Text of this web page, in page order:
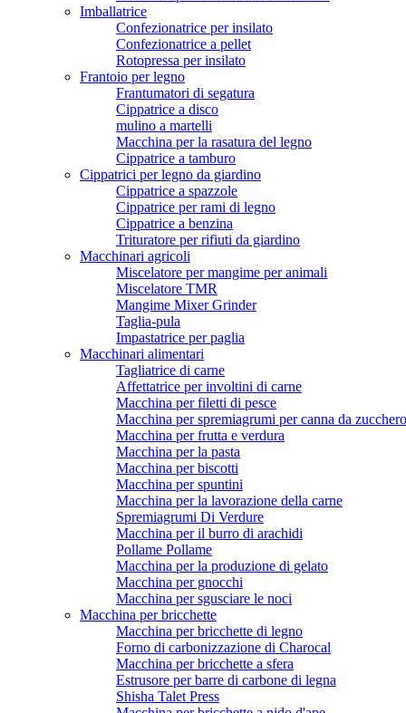
Imballatrice
Confezionatrice per insilato
Confezionatrice a pellet
Rotopressa per insilato
Frantoio per legno
Frantumatori di segatura
Cippatrice a disco
mulino a martelli
Macchina per la rasatura del legno
Cippatrice a tamburo
Cippatrici per legno da giardino
Cippatrice a spazzole
Cippatrice per rami di legno
Cippatrice a benzina
Trituratore per rifiuti da giardino
Macchinari agricoli
Miscelatore per mangime per animali
Miscelatore TMR
Mangime Mixer Grinder
Taglia-pula
Impastatrice per paglia
Macchinari alimentari
Tagliatrice di carne
Affettatrice per involtini di carne
Macchina per filetti di pesce
Macchina per spremiagrumi per canna da zucchero
Macchina per frutta e verdura
Macchina per la pasta
Macchina per biscotti
Macchina per spuntini
Macchina per la lavorazione della carne
Spremiagrumi Di Verdure
Macchina per il burro di arachidi
Pollame Pollame
Macchina per la produzione di gelato
Macchina per gnocchi
Macchina per sgusciare le noci
Macchina per bricchette
Macchina per bricchette di legno
Forno di carbonizzazione di Charocal
Macchina per bricchette a sfera
Estrusore per barre di carbone di legna
Shisha Talet Press